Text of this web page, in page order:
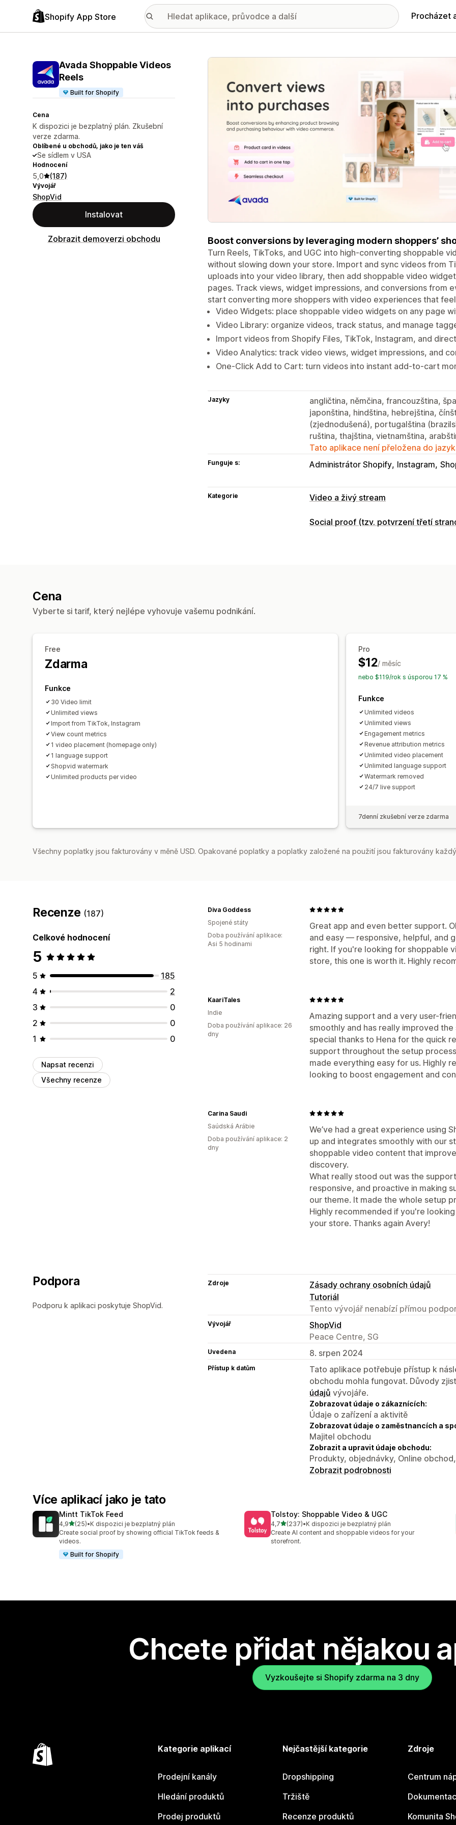
Shopify App Store Procházet
Avada Shoppable Videos
Reels
Built for Shopify
Cena
K dispozici je bezplatný plán. Zkušební
verze zdarma.
Oblíbené u obchodů, jako je ten váš
Se sídlem v USA
Hodnocení
5,0 (187)
Vývojář
ShopVid
Instalovat
Zobrazit demoverzi obchodu
Galerie propagovaných obrázků
Boost conversions by leveraging modern shoppers’
Turn Reels, TikToks, and UGC into high-converting shoppable
without slowing down your store. Import and sync videos from
uploads into your video library, then add shoppable video
pages. Track views, widget impressions, and conversions from
start converting more shoppers with video experiences that
Video Widgets: place shoppable video widgets on any page
Video Library: organize videos, track status, and manage
Import videos from Shopify Files, TikTok, Instagram, and
Video Analytics: track video views, widget impressions, and
One-Click Add to Cart: turn videos into instant add-to-cart
Jazyky
angličtina, němčina, francouzština,
japonština, hindština, hebrejština,
(zjednodušená), portugalština
ruština, thajština, vietnamština,
Tato aplikace není přeložena do
Funguje s: Administrátor Shopify Instagram
Kategorie Video a živý stream
Správa videí
Social proof (tzv. potvrzení třetí
Cena
Vyberte si tarif, který nejlépe vyhovuje vašemu podnikání.
Free
Zdarma
Funkce
30 Video limit
Unlimited views
Import from TikTok, Instagram
View count metrics
1 video placement (homepage only)
1 language support
Shopvid watermark
Unlimited products per video
Pro
$12/ měsíc
nebo $119/rok s úsporou 17 %
Funkce
Unlimited videos
Unlimited views
Engagement metrics
Revenue attribution metrics
Unlimited video placement
Unlimited language support
Watermark removed
24/7 live support
7denní zkušební verze zdarma
Všechny poplatky jsou fakturovány v měně USD. Opakované poplatky a poplatky založené na použití jsou fakturovány
Recenze (187)
Celkové hodnocení
5
5
185
4
2
3
0
2
0
1
0
Napsat recenzi
Všechny recenze
Great app and even better support.
and easy — responsive, helpful, and
right. If you're looking for shoppable
store, this one is worth it. Highly
Diva Goddess
Spojené státy
Doba používání aplikace:
Asi 5 hodinami
Amazing support and a very user-
smoothly and has really improved
special thanks to Hena for the quick
support throughout the setup
made everything easy for us. Highly
looking to boost engagement and
KaariTales
Indie
Doba používání aplikace: 26
dny
We’ve had a great experience using
up and integrates smoothly with our
shoppable video content that
discovery.
What really stood out was the
responsive, and proactive in making
our theme. It made the whole setup
Highly recommended if you're
your store. Thanks again Avery!
Carina Saudi
Saúdská Arábie
Doba používání aplikace: 2
dny
Podpora
Podporu k aplikaci poskytuje ShopVid.
Zdroje
Zásady ochrany osobních údajů
Tutoriál
Tento vývojář nenabízí přímou
Vývojář
ShopVid
Peace Centre, SG
Uvedena 8. srpen 2024
Přístup k datům
Tato aplikace potřebuje přístup k
obchodu mohla fungovat. Důvody
údajů vývojáře.
Zobrazovat údaje o zákaznících:
Údaje o zařízení a aktivitě
Zobrazovat údaje o zaměstnancích a
Majitel obchodu
Zobrazit a upravit údaje obchodu:
Produkty, objednávky, Online
Zobrazit podrobnosti
Více aplikací jako je tato
Mintt TikTok Feed
4,9z 5 hvězd
(25)
Celkový počet recenzí: 25
•K dispozici je bezplatný plán
Create social proof by showing official TikTok feeds &
videos.
Built for Shopify
Tolstoy: Shoppable Video & UGC
4,7z 5 hvězd
(237)
Celkový počet recenzí: 237
•K dispozici je bezplatný plán
Create AI content and shoppable videos for your
storefront.
Chcete přidat nějakou
Vyzkoušejte si Shopify zdarma na 3 dny
Kategorie aplikací
Prodejní kanály
Hledání produktů
Prodej produktů
Nejčastější kategorie
Dropshipping
Tržiště
Recenze produktů
Zdroje
Centrum
Komunita